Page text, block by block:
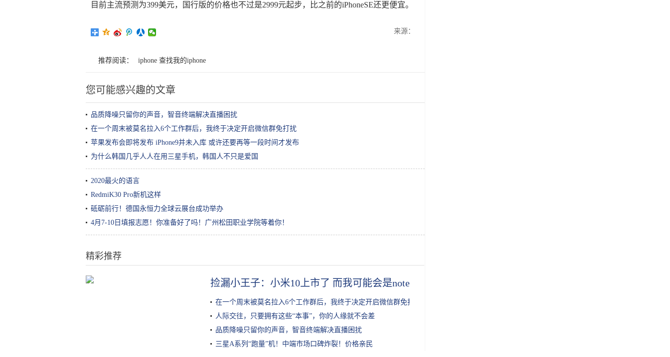
目前主流预测为399美元，国行版的价格也不过是2999元起步，比之前的iPhoneSE还更便宜。
来源：
推荐阅读： iphone 查找我的iphone
您可能感兴趣的文章
品质降噪只留你的声音，智音终端解决直播困扰
在一个周末被莫名拉入6个工作群后，我终于决定开启微信群免打扰
苹果发布会即将发布 iPhone9并未入库 或许还要再等一段时间才发布
为什么韩国几乎人人在用三星手机，韩国人不只是爱国
2020最火的语言
RedmiK30 Pro新机这样
砥砺前行！德国永恒力全球云展台成功举办
4月7-10日填报志愿！你准备好了吗！广州松田职业学院等着你！
精彩推荐
女生小知识｜玻尿酸原液/精华怎么
捡漏小王子：小米10上市了 而我可能会是note3的常驻钉子户
在一个周末被莫名拉入6个工作群后，我终于决定开启微信群免打扰
人际交往，只要拥有这些“本事”，你的人缘就不会差
品质降噪只留你的声音，智音终端解决直播困扰
三星A系列“跑量”机！中端市场口碑炸裂！价格亲民